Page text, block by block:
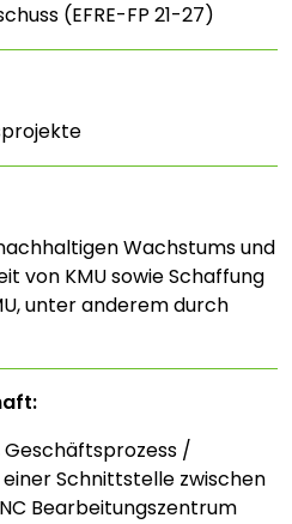
(EFRE-FP 21-27)
Wachstums und
von KMU sowie Schaffung
unter anderem durch
/
Schnittstelle zwischen
Bearbeitungszentrum